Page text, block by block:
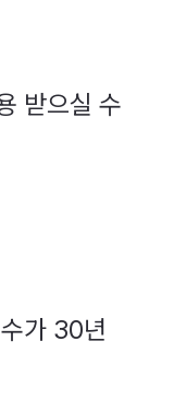
받으실 수
가 30년